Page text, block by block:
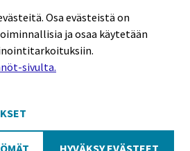
Osa evästeistä on
ja osaa käytetään
sivulta.
HYVÄKSY EVÄSTEET